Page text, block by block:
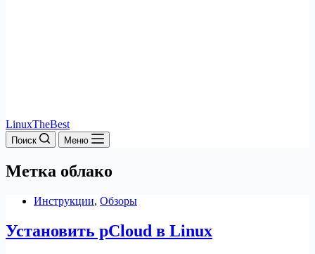
LinuxTheBest
Поиск Меню
Метка облако
Инструкции, Обзоры
Установить pCloud в Linux